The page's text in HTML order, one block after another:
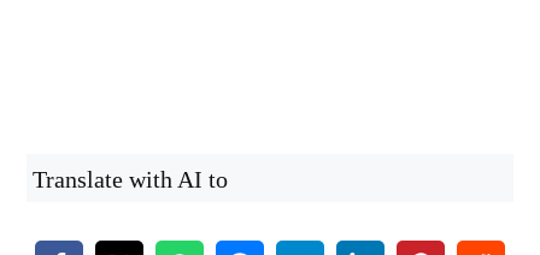
Translate with AI to